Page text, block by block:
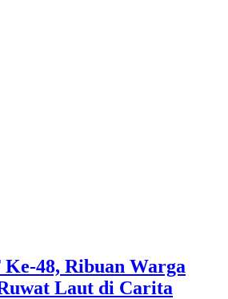
48, Ribuan Warga
Laut di Carita